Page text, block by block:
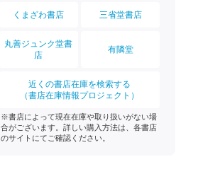
くまざわ書店 三省堂書店
丸善ジュンク堂書
店
有隣堂
近くの書店在庫を検索する
（書店在庫情報プロジェクト）
※書店によって現在在庫や取り扱いがない場
合がございます。詳しい購入方法は、各書店
のサイトにてご確認ください。